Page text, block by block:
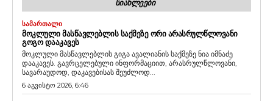
ᲡᲘᲐᲮᲚᲔᲔᲑᲘ
ᲡᲐᲛᲐᲠᲗᲐᲚᲘ
ᲛᲝᲙᲚᲣᲚᲘ ᲛᲐᲡᲬᲐᲕᲚᲔᲑᲚᲘᲡ ᲡᲐᲥᲛᲔᲖᲔ ᲝᲠᲘ ᲐᲠᲐᲡᲠᲣᲚᲬᲚᲝᲕᲐᲜᲘ
ᲒᲝᲒᲝ ᲓᲐᲐᲙᲐᲕᲔᲡ
მოკლული მასწავლებლის გიგა ავალიანის საქმეზე ნია იმნაძე
დააკავეს. გავრცელებული ინფორმაციით, არასრულწლოვანი,
სავარაუდოდ, დაკავებისას შეუძლოდ...
6 აგვისტო 2026, 6:46